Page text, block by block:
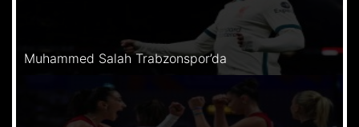
Muhammed Salah Trabzonspor’da